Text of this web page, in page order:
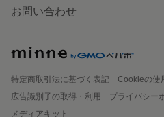
お問い合わせ
特定商取引法に基づく表記
Cookieの使
広告識別子の取得・利用
プライバシー
メディアキット